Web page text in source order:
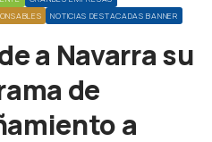
NOTICIAS DESTACADAS BANNER
a Navarra su
de
a